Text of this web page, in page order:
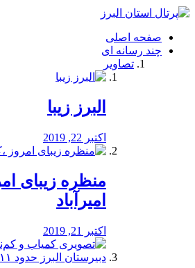
فصد
شرق
تهران
خشکشویی
صفحه اصلی
چند رسانه ای
تصاویر
البرز زیبا
اکتبر 22, 2019
منظره‌‌ زیبای
امیرآباد
اکتبر 21, 2019